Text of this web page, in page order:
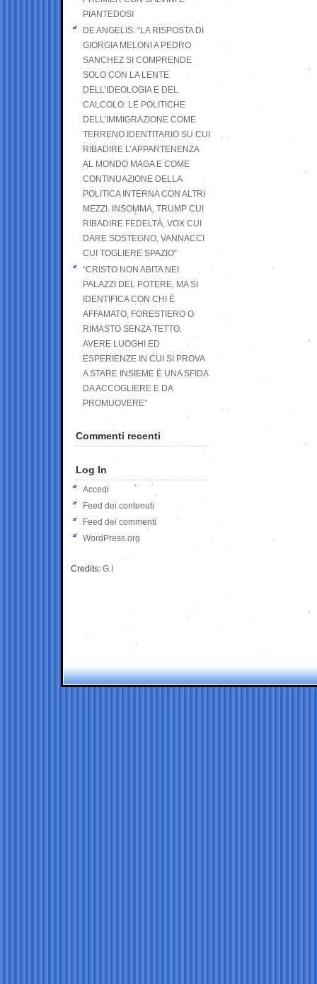
PIANTEDOSI
DE ANGELIS: “LA RISPOSTA DI
GIORGIA MELONI A PEDRO
SANCHEZ SI COMPRENDE
SOLO CON LA LENTE
DELL’IDEOLOGIA E DEL
CALCOLO: LE POLITICHE
DELL’IMMIGRAZIONE COME
TERRENO IDENTITARIO SU CUI
RIBADIRE L’APPARTENENZA
AL MONDO MAGA E COME
CONTINUAZIONE DELLA
POLITICA INTERNA CON ALTRI
MEZZI. INSOMMA, TRUMP CUI
RIBADIRE FEDELTÀ, VOX CUI
DARE SOSTEGNO, VANNACCI
CUI TOGLIERE SPAZIO”
“CRISTO NON ABITA NEI
PALAZZI DEL POTERE, MA SI
IDENTIFICA CON CHI È
AFFAMATO, FORESTIERO O
RIMASTO SENZA TETTO.
AVERE LUOGHI ED
ESPERIENZE IN CUI SI PROVA
A STARE INSIEME È UNA SFIDA
DA ACCOGLIERE E DA
PROMUOVERE”
Commenti recenti
Log In
Accedi
Feed dei contenuti
Feed dei commenti
WordPress.org
Credits: G.I